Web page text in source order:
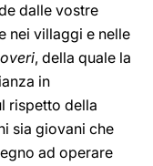
dalle vostre
nei villaggi e nelle
, della quale la
in
rispetto della
sia giovani che
ad operare